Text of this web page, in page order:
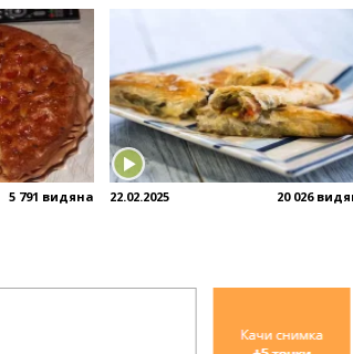
5 791 видяна 22.02.2025 20 026